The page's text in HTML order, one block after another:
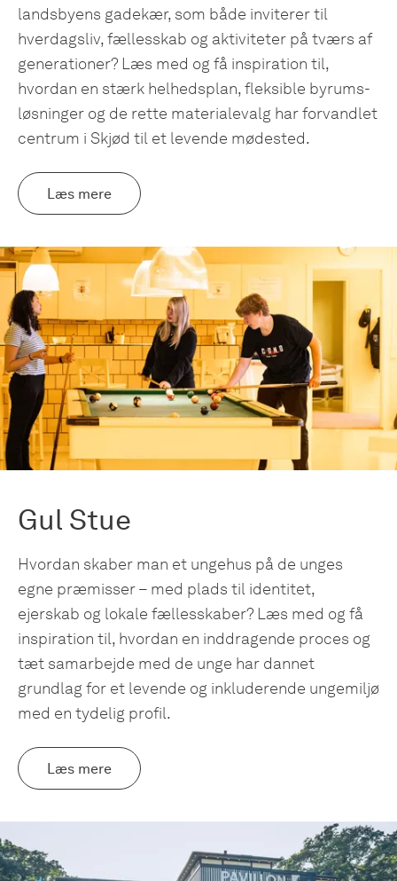
landsbyens gadekær, som både inviterer til
hverdagsliv, fællesskab og aktiviteter på tværs af
generationer? Læs med og få inspiration til,
hvordan en stærk helhedsplan, fleksible byrums­
løsninger og de rette materialevalg har forvandlet
centrum i Skjød til et levende mødested.
Læs mere
Gul Stue
Hvordan skaber man et ungehus på de unges
egne præmisser – med plads til identitet,
ejerskab og lokale fællesskaber? Læs med og få
inspiration til, hvordan en inddragende proces og
tæt samarbejde med de unge har dannet
grundlag for et levende og inkluderende ungemiljø
med en tydelig profil.
Læs mere